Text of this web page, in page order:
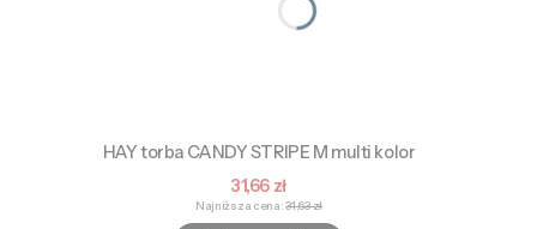
HAY torba CANDY STRIPE M multi kolor
Cena promocyjna
31,66 zł
Najniższa cena: 31,63 zł